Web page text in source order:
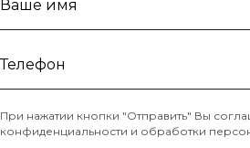
Ваше
Телефон
*
При нажатии кнопки "Отправить" Вы
конфиденциальности и обработки